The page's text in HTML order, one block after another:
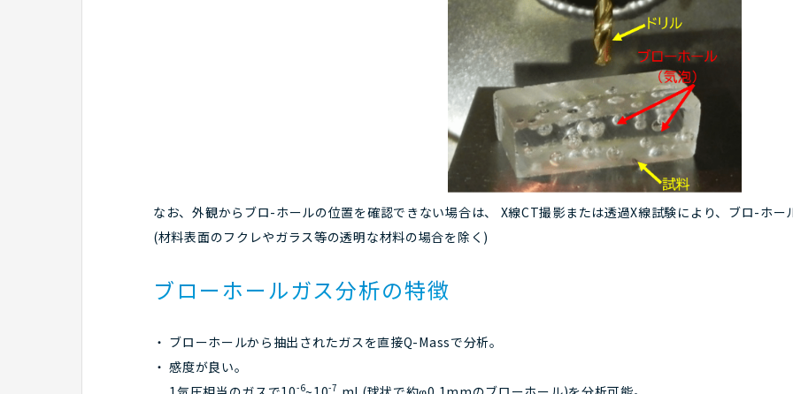
なお、外観からブロ-ホールの位置を確認できない場合は、 X線CT撮影または透過X線試験により、ブロ-ホー
(材料表面のフクレやガラス等の透明な材料の場合を除く)
ブローホールガス分析の特徴
ブローホールから抽出されたガスを直接Q-Massで分析。
感度が良い。
-6 -7